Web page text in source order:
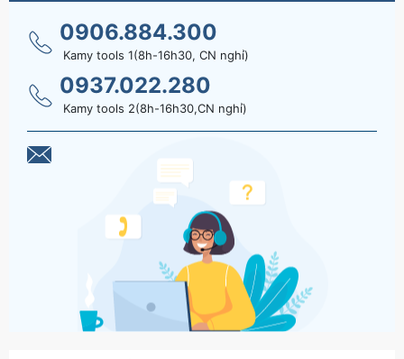
0906.884.300
Kamy tools 1(8h-16h30, CN nghỉ)
0937.022.280
Kamy tools 2(8h-16h30,CN nghỉ)